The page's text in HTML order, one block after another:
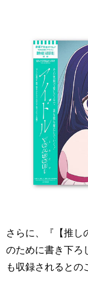
さらに、『【推し
のために書き下ろ
も収録されるとの